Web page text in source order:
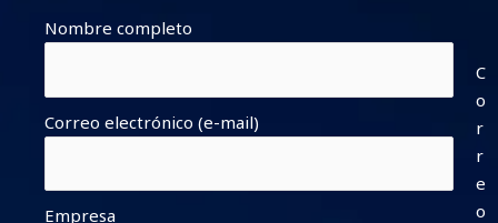
Nombre completo
Correo electrónico (e-mail)
Empresa
C
o
r
r
e
o